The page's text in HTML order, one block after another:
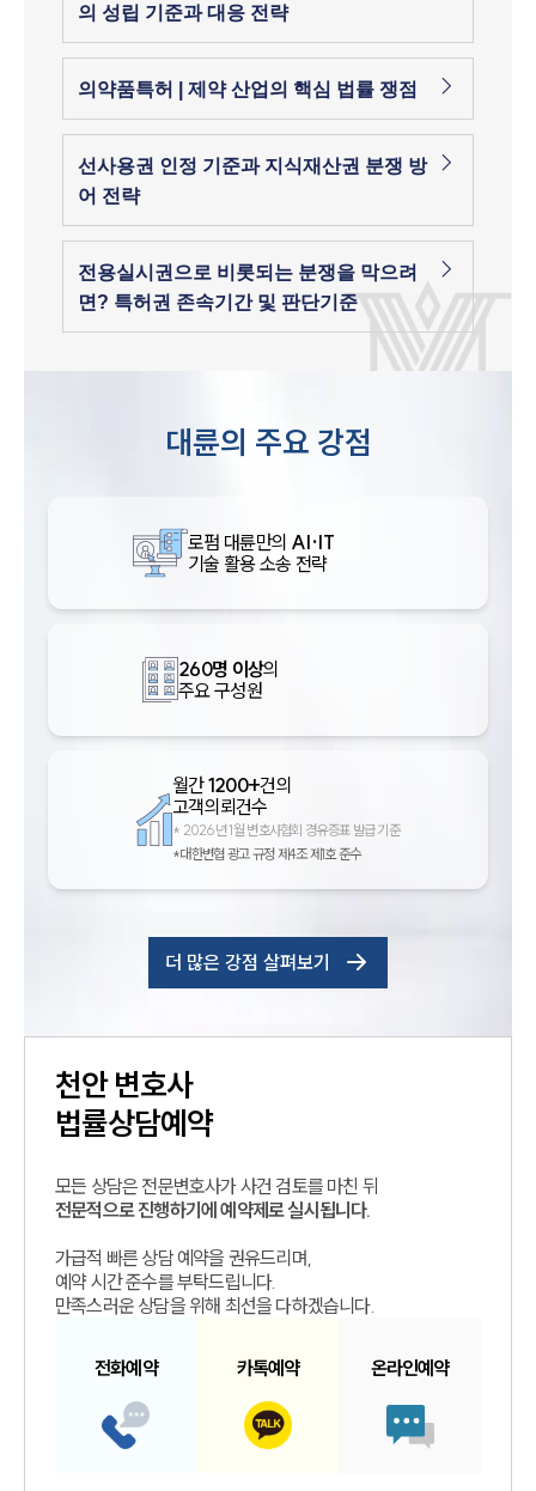
의 성립 기준과 대응 전략
의약품특허 | 제약 산업의 핵심 법률 쟁점
선사용권 인정 기준과 지식재산권 분쟁 방
어 전략
전용실시권으로 비롯되는 분쟁을 막으려
면? 특허권 존속기간 및 판단기준
대륜의 주요 강점
로펌 대륜만의 AI·IT
기술 활용 소송 전략
260명 이상의
주요 구성원
월간1200+건의
고객의뢰건수
* 2026년 1월 변호사협회 경유증표 발급 기준
*대한변협 광고 규정 제4조 제1호 준수
더 많은 강점 살펴보기
천안변호사
법률상담예약
모든 상담은 전문변호사가 사건 검토를 마친 뒤
전문적으로 진행하기에 예약제로 실시됩니다.
가급적 빠른 상담 예약을 권유드리며,
예약 시간 준수를 부탁드립니다.
만족스러운 상담을 위해 최선을 다하겠습니다.
전화예약 카톡예약 온라인예약